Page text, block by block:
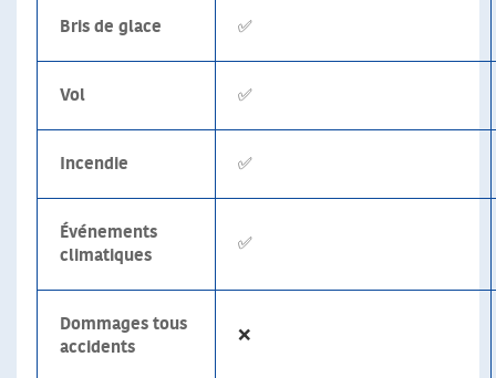
Bris de glace ✅
Vol ✅
Incendie ✅
Événements
climatiques
✅
Dommages tous
accidents
❌